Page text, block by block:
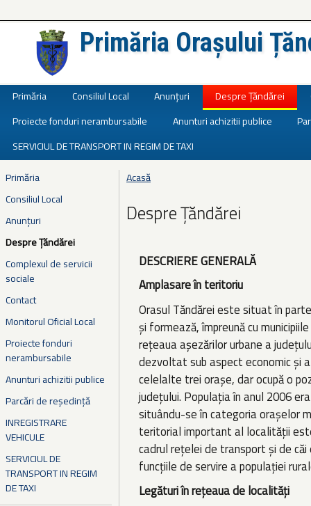
Primăria Orașului
Primăria Consiliul Local Anunțuri Despre Țăndărei
Proiecte fonduri nerambursabile
Anunturi achizitii publice
SERVICIUL DE TRANSPORT IN REGIM DE TAXI
Primăria
Consiliul Local
Anunțuri
Despre Țăndărei
Complexul de servicii
sociale
Contact
Monitorul Oficial Local
Proiecte fonduri
nerambursabile
Anunturi achizitii publice
Parcări de reședință
INREGISTRARE
VEHICULE
SERVICIUL DE
TRANSPORT IN REGIM
DE TAXI
Eşti aici
Acasă
Despre Țăndărei
DESCRIERE GENERALĂ
Amplasare în teritoriu
Orasul Tăndărei este situat în
și formează, împreună cu
rețeaua așezărilor urbane a
dezvoltat sub aspect economic și
celelalte trei orașe, dar ocupă o
județului. Populația în anul 2006
situându-se în categoria orașelor
teritorial important al localității
cadrul rețelei de transport și de căi
funcțiile de servire a populației
Legături în rețeaua de localități